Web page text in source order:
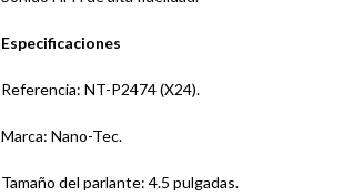
Especificaciones
Referencia: NT-P2474 (X24).
Marca: Nano-Tec.
Tamaño del parlante: 4.5 pulgadas.